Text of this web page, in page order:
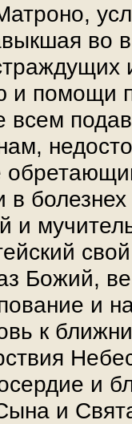
во
и помощи
всем
и
Божий,
и
к
и
и